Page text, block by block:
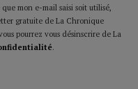
mon e-mail saisi soit utilisé,
gratuite de La Chronique
pourrez vous désinscrire de La
.